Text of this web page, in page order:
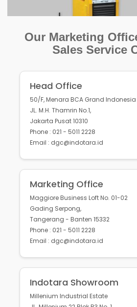
Our Marketing
Sales Service
Head Office
50/F, Menara BCA Grand Indonesia
JL. M.H. Thamrin No.1,
Jakarta Pusat 10310
Phone : 021 - 5011 2228
Email : dgc@indotara.id
Marketing Office
Maggiore Business Loft No. 01-02
Gading Serpong,
Tangerang - Banten 15332
Phone : 021 - 5011 2228
Email : dgc@indotara.id
Indotara Showroom
Millenium Industrial Estate